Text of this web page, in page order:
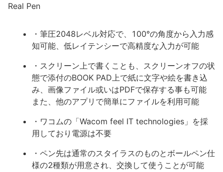
Real Pen
・筆圧2048レベル対応で、100°の角度から入力感
知可能、低レイテンシーで高精度な入力が可能
・スクリーン上で書くことも、スクリーンオフの状
態で添付のBOOK PAD上で紙に文字や絵を書き込
み、画像ファイル或いはPDFで保存する事も可能
また、他のアプリで簡単にファイルを利用可能
・ワコムの「Wacom feel IT technologies」を採
用しており電源は不要
・ペン先は通常のスタイラスのものとボールペン仕
様の2種類が用意され、交換して使うことが可能